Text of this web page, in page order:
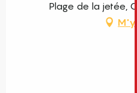
Plage de la jetée,
M'y